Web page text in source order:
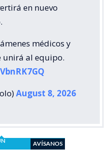
en nuevo
médicos y
unirá al equipo.
August 8, 2026
AVÍSANOS